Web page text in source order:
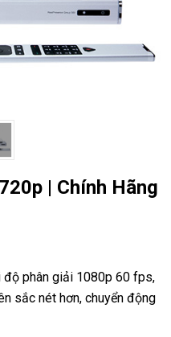
| Chính Hãng
phân giải 1080p 60 fps,
sắc nét hơn, chuyển động